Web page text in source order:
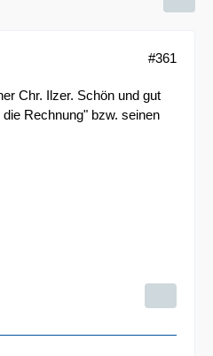
#361
Chr. Ilzer. Schön und gut
Rechnung" bzw. seinen